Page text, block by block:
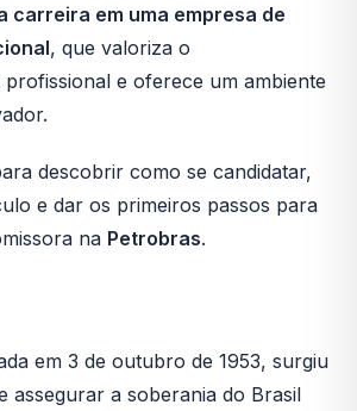
carreira em uma empresa de
, que valoriza o
e oferece um ambiente
descobrir como se candidatar,
e dar os primeiros passos para
na Petrobras.
em 3 de outubro de 1953, surgiu
assegurar a soberania do Brasil